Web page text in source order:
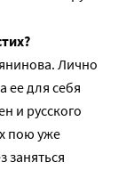
Лично
ее для себя
и русского
пою уже
заняться